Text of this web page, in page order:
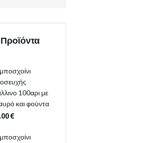
100αρι με
και φούντα
€